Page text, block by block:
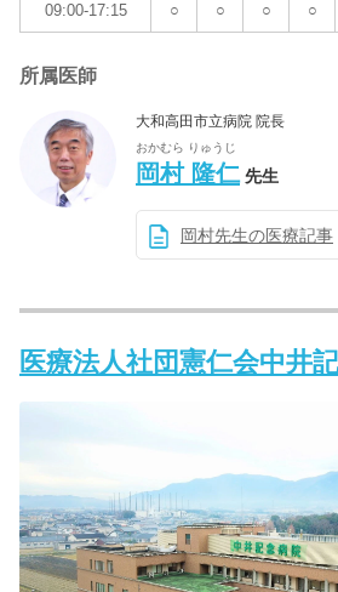
09:00-17:15 ○ ○ ○ ○
所属医師
大和高田市立病院 院長
おかむら りゅうじ
岡村 隆仁 先生
岡村先生の医療記事
医療法人社団憲仁会中井